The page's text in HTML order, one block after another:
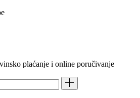
plaćanje i online poručivanje